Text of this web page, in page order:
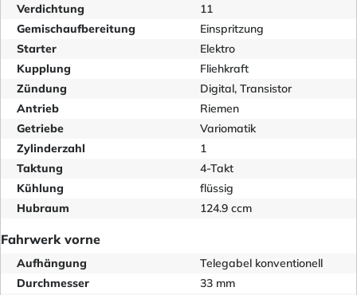
Verdichtung
11
Gemischaufbereitung
Einspritzung
Starter
Elektro
Kupplung
Fliehkraft
Zündung
Digital, Transistor
Antrieb
Riemen
Getriebe
Variomatik
Zylinderzahl
1
Taktung
4-Takt
Kühlung
flüssig
Hubraum
124.9 ccm
Fahrwerk vorne
Aufhängung
Telegabel konventionell
Durchmesser
33 mm